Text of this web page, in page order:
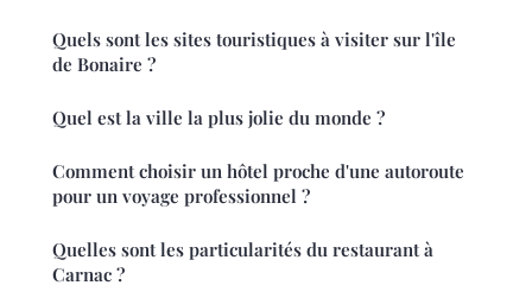
Quels sont les sites touristiques à visiter sur l'île
de Bonaire ?
Quel est la ville la plus jolie du monde ?
Comment choisir un hôtel proche d'une autoroute
pour un voyage professionnel ?
Quelles sont les particularités du restaurant à
Carnac ?